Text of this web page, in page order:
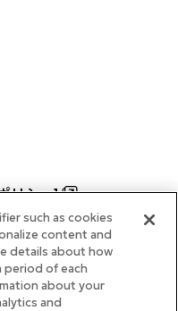
リシー]
ト
such as cookies
content and
details about how
period of each
about your
and